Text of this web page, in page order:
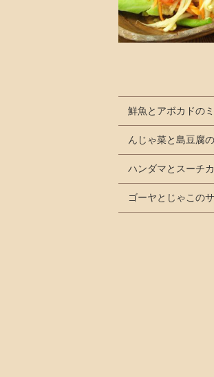
鮮魚とアボカドの
んじゃ菜と島豆腐
ハンダマとスーチ
ゴーヤとじゃこの